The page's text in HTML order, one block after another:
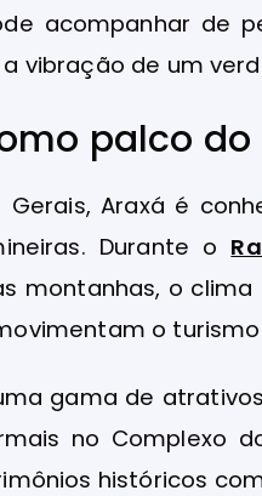
acompanhar de
vibração de um
palco do
Araxá é
Durante o
montanhas, o
o turismo
gama de
no Complexo
históricos